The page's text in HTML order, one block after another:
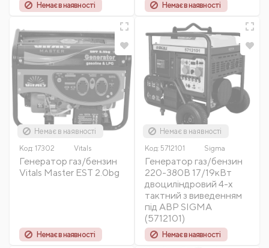
Немає в наявності Немає в наявності
Немає в наявності
Код: 17302 Vitals
Генератор газ/бензин
Vitals Master EST 2.0bg
Немає в наявності
Немає в наявності
Код: 5712101 Sigma
Генератор газ/бензин
220-380В 17/19кВт
двоциліндровий 4-х
тактний з виведенням
під АВР SIGMA
(5712101)
Немає в наявності